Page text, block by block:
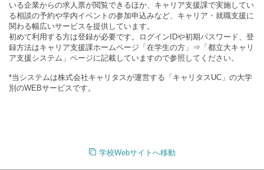
いる企業からの求人票が閲覧できるほか、キャリア支援課で実施してい
る相談の予約や学内イベントの参加申込みなど、キャリア・就職支援に
関わる幅広いサービスを提供しています。
初めて利用する方は登録が必要です。ログインIDや初期パスワード、登
録方法はキャリア支援課ホームページ「在学生の方」⇒「都立大キャリ
ア支援システム」ページに記載していますので参照してください。
*当システムは株式会社キャリタスが運営する「キャリタスUC」の大学
別のWEBサービスです。
学校Webサイトへ移動